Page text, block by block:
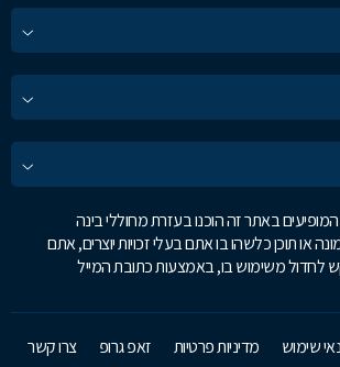
באתר זה הוכנו בעזרת מחוללי בינה
או תוכן כלשהו בו אתם בעלי זכויות יוצרים, אתם
לחדול משימוש בו, באמצעות כתובת המייל
שימוש מדיניות פרטיות זאפ גרופ צרו קשר